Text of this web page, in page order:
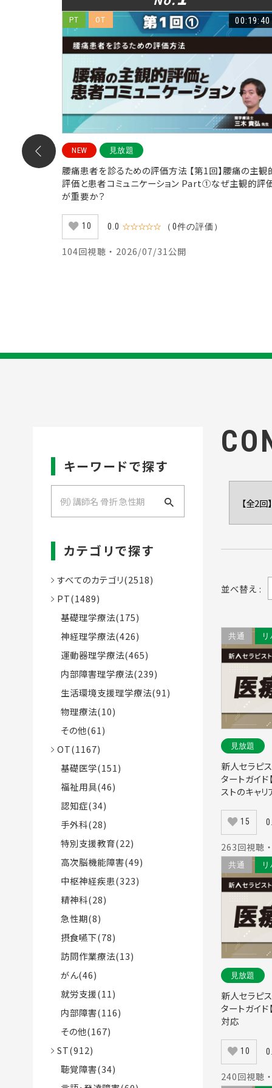
シーティ
PT OT 00:19:40
NEW 見放題
腰痛患者を診るための評価方法 【第1回】腰痛の主観
評価と患者コミュニケーション Part①なぜ主観的評
が重要か？
10 0.0 ☆☆☆☆☆ （0件の評価）
104回視聴 ・ 2026/07/31公開
並べ替え :
共通
見放題
新人セラピ
タートガイ
ストのキャリ
15
263回視聴
共通
見放題
新人セラピ
タートガイ
対応
10
240回視聴
キーワードで探す
カテゴリで探す
すべてのカテゴリ(2518)
PT(1489)
基礎理学療法(175)
神経理学療法(426)
運動器理学療法(465)
内部障害理学療法(239)
生活環境支援理学療法(91)
物理療法(10)
その他(61)
OT(1167)
基礎医学(151)
福祉用具(46)
認知症(34)
手外科(28)
特別支援教育(22)
高次脳機能障害(49)
中枢神経疾患(323)
精神科(28)
急性期(8)
摂食嚥下(78)
訪問作業療法(13)
がん(46)
就労支援(11)
内部障害(116)
その他(167)
ST(912)
聴覚障害(34)